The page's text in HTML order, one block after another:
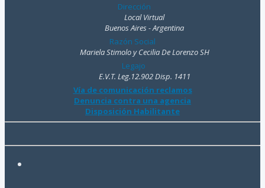
Dirección
Local Virtual
Buenos Aires - Argentina
Razón Social
Mariela Stimolo y Cecilia De Lorenzo SH
Legajo
E.V.T. Leg.12.902 Disp. 1411
Vía de comunicación reclamos
Denuncia contra una agencia
Disposición Habilitante